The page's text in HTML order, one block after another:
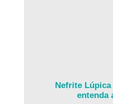
Nefrite
entenda